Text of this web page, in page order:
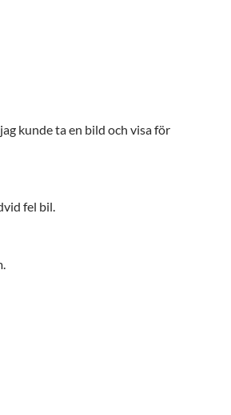
kunde ta en bild och visa för
fel bil.